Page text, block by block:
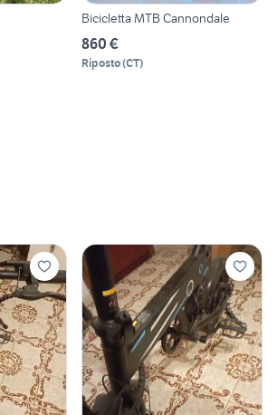
Bicicletta MTB Cannondale
860 €
Riposto(CT)